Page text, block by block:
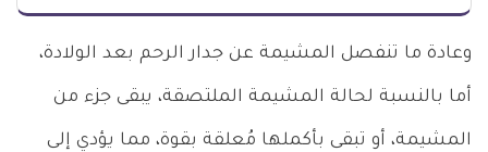
وعادة ما تنفصل المشيمة عن جدار الرحم بعد الولادة،
أما بالنسبة لحالة المشيمة الملتصقة، يبقى جزء من
المشيمة، أو تبقى بأكملها مُعلقة بقوة، مما يؤدي إلى